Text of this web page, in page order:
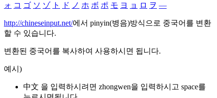
ォ コ ゴ ソ ゾ ト ド ノ ホ ボ ポ モ ヨ ョ ロ ヲ ―
http://chineseinput.net/에서 pinyin(병음)방식으로 중국어를 변환
할 수 있습니다.
변환된 중국어를 복사하여 사용하시면 됩니다.
예시)
中文 을 입력하시려면 zhongwen을 입력하시고 space를